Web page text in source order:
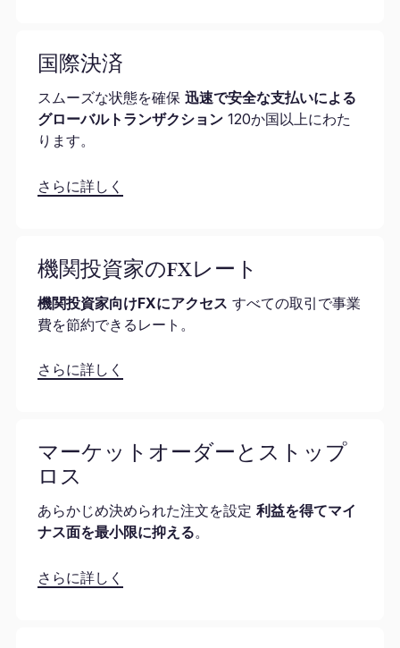
国際決済
スムーズな状態を確保 迅速で安全な支払いによる
グローバルトランザクション120か国以上にわた
ります。
さらに詳しく
機関投資家のFXレート
機関投資家向けFXにアクセス すべての取引で事業
費を節約できるレート。
さらに詳しく
マーケットオーダーとストップ
ロス
あらかじめ決められた注文を設定 利益を得てマイ
ナス面を最小限に抑える。
さらに詳しく